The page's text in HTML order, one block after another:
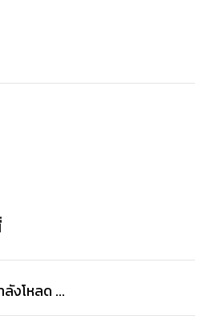
for Car Lovers –
latest car models, etc. with
bang up to date and
has gained popularity
printed auto media of
ลังโหลด ...